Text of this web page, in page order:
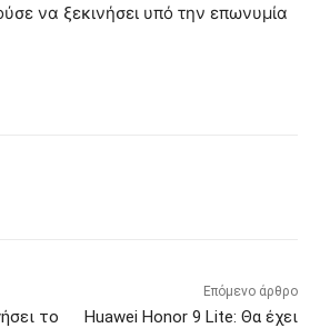
να ξεκινήσει υπό την επωνυμία
το
Επόμενο άρθρο
Huawei Honor 9 Lite: Θα έχει